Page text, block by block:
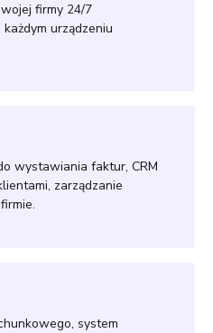
firmy 24/7
urządzeniu
wystawiania faktur, CRM
zarządzanie
system